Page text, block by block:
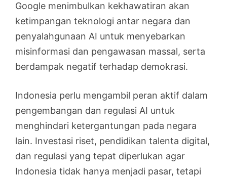
Google menimbulkan kekhawatiran akan
ketimpangan teknologi antar negara dan
penyalahgunaan AI untuk menyebarkan
misinformasi dan pengawasan massal, serta
berdampak negatif terhadap demokrasi.
Indonesia perlu mengambil peran aktif dalam
pengembangan dan regulasi AI untuk
menghindari ketergantungan pada negara
lain. Investasi riset, pendidikan talenta digital,
dan regulasi yang tepat diperlukan agar
Indonesia tidak hanya menjadi pasar, tetapi